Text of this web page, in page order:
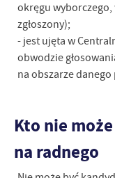
okręgu
zgłoszony);
- jest ujęta w
obwodzie
na obszarze
Kto nie
na radnego